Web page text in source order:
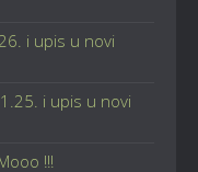
i upis u novi
i upis u novi
!!!